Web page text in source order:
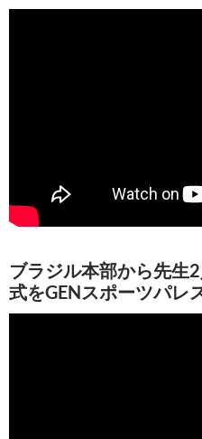
ブラジル本部から先生
式をGENスポーツパレ